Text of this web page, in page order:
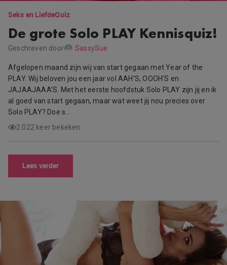
Seks en LiefdeQuiz
De grote Solo PLAY Kennisquiz!
Geschreven door SassySue
Afgelopen maand zijn wij van start gegaan met Year of the
PLAY. Wij beloven jou een jaar vol AAH’S, OOOH’S en
JAJAAJAAA’S. Met het eerste hoofdstuk Solo PLAY zijn jij en ik
al goed van start gegaan, maar wat weet jij nou precies over
Solo PLAY? Doe s…
2.022 keer bekeken
Lees verder